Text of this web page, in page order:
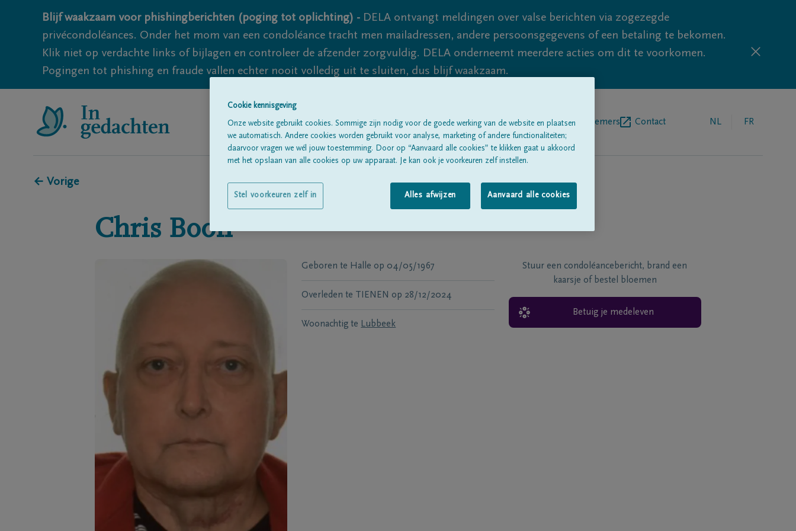
Blijf waakzaam voor phishingberichten (poging tot oplichting) - DELA ontvangt meldingen over valse berichten via zogezegde
privécondoléances. Onder het mom van een condoléance tracht men mailadressen, andere persoonsgegevens of een betaling te bekomen.
Klik niet op verdachte links of bijlagen en controleer de afzender zorgvuldig. DELA onderneemt meerdere acties om dit te voorkomen.
Pogingen tot phishing en fraude vallen echter nooit volledig uit te sluiten, dus blijf waakzaam.
Alle rouwberichtenOver onsBegrafenisondernemers Contact NL FR
← Vorige
Chris Boon
Geboren te Halle op 04/05/1967
Overleden te TIENEN op 28/12/2024
Woonachtig te Lubbeek
Stuur een condoléancebericht, brand een
kaarsje of bestel bloemen
Betuig je medeleven
Cookie kennisgeving
Onze website gebruikt cookies. Sommige zijn nodig voor de goede werking van de website en plaatsen
we automatisch. Andere cookies worden gebruikt voor analyse, marketing of andere functionaliteiten;
daarvoor vragen we wél jouw toestemming. Door op “Aanvaard alle cookies” te klikken gaat u akkoord
met het opslaan van alle cookies op uw apparaat. Je kan ook je voorkeuren zelf instellen.
Alles afwijzen Aanvaard alle cookies
Stel voorkeuren zelf in